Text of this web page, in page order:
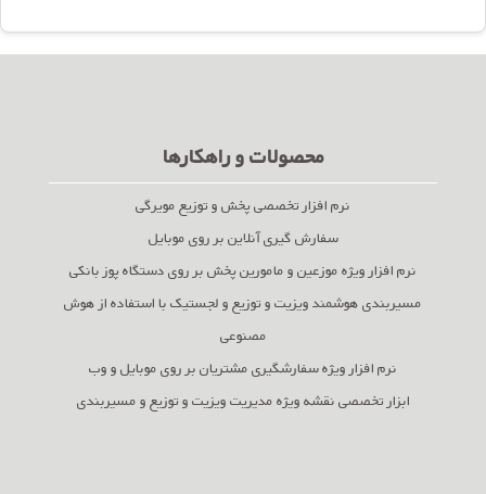
محصولات و راهکارها
نرم افزار تخصصی پخش و توزیع مویرگی
سفارش گیری آنلاین بر روی موبایل
نرم افزار ویژه موزعین و مامورین پخش بر روی دستگاه پوز بانکی
مسیربندی هوشمند ویزیت و توزیع و لجستیک با استفاده از هوش
مصنوعی
نرم افزار ویژه سفارشگیری مشتریان بر روی موبایل و وب
ابزار تخصصی نقشه ویژه مدیریت ویزیت و توزیع و مسیربندی